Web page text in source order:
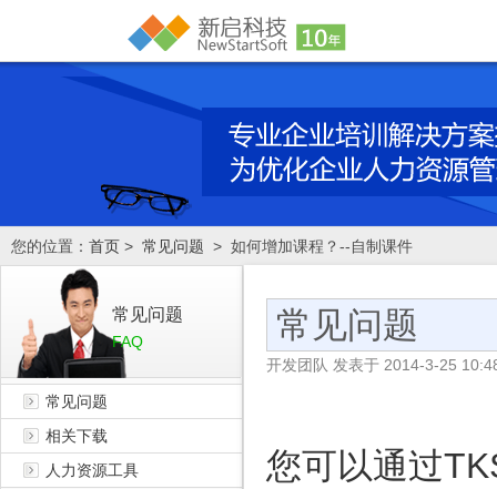
您的位置： 首页 > 常见问题 > 如何增加课程？--自制课件
常见问题
FAQ
常见问题
相关下载
人力资源工具
常见问题
开发团队 发表于 2014-3-25
您可以通过